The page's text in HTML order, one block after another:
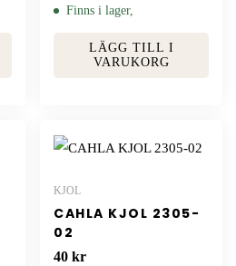
Finns i lager,
LÄGG TILL I
VARUKORG
KJOL
CAHLA KJOL 2305-
02
40 kr